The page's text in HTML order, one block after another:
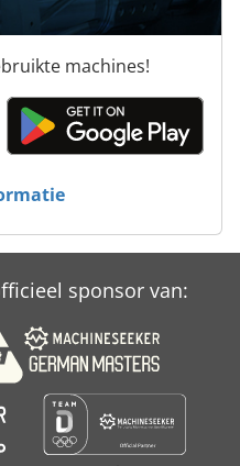
machines!
sponsor van: